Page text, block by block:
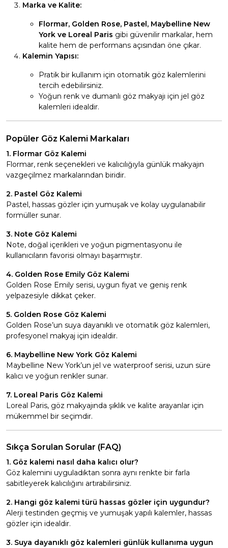
Marka ve Kalite:
Flormar, Golden Rose, Pastel, Maybelline New
York ve Loreal Paris gibi güvenilir markalar, hem
kalite hem de performans açısından öne çıkar.
Kalemin Yapısı:
Pratik bir kullanım için otomatik göz kalemlerini
tercih edebilirsiniz.
Yoğun renk ve dumanlı göz makyajı için jel göz
kalemleri idealdir.
Popüler Göz Kalemi Markaları
1. Flormar Göz Kalemi
Flormar, renk seçenekleri ve kalıcılığıyla günlük makyajın
vazgeçilmez markalarından biridir.
2. Pastel Göz Kalemi
Pastel, hassas gözler için yumuşak ve kolay uygulanabilir
formüller sunar.
3. Note Göz Kalemi
Note, doğal içerikleri ve yoğun pigmentasyonu ile
kullanıcıların favorisi olmayı başarmıştır.
4. Golden Rose Emily Göz Kalemi
Golden Rose Emily serisi, uygun fiyat ve geniş renk
yelpazesiyle dikkat çeker.
5. Golden Rose Göz Kalemi
Golden Rose’un suya dayanıklı ve otomatik göz kalemleri,
profesyonel makyaj için idealdir.
6. Maybelline New York Göz Kalemi
Maybelline New York’un jel ve waterproof serisi, uzun süre
kalıcı ve yoğun renkler sunar.
7. Loreal Paris Göz Kalemi
Loreal Paris, göz makyajında şıklık ve kalite arayanlar için
mükemmel bir seçimdir.
Sıkça Sorulan Sorular (FAQ)
1. Göz kalemi nasıl daha kalıcı olur?
Göz kalemini uyguladıktan sonra aynı renkte bir farla
sabitleyerek kalıcılığını artırabilirsiniz.
2. Hangi göz kalemi türü hassas gözler için uygundur?
Alerji testinden geçmiş ve yumuşak yapılı kalemler, hassas
gözler için idealdir.
3. Suya dayanıklı göz kalemleri günlük kullanıma uygun